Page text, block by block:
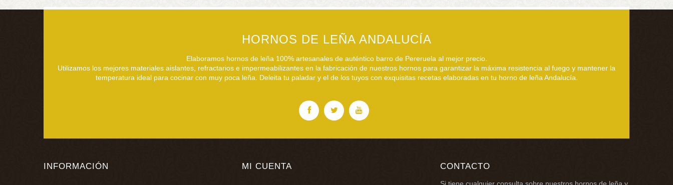
HORNOS DE LEÑA ANDALUCÍA
Elaboramos hornos de leña 100% artesanales de auténtico barro de Pereruela al mejor precio.
Utilizamos los mejores materiales aislantes, refractarios e impermeabilizantes en la fabricación de nuestros hornos para garantizar la máxima resistencia al fuego y mantener la
temperatura ideal para cocinar con muy poca leña. Deleita tu paladar y el de los tuyos con exquisitas recetas elaboradas en tu horno de leña Andalucía.
INFORMACIÓN MI CUENTA CONTACTO